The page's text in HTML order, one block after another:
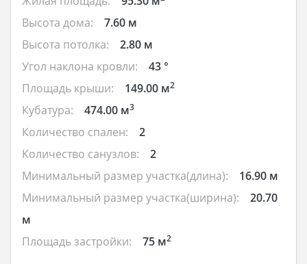
Высота дома:
7.60 м
Высота потолка:
2.80 м
Угол наклона кровли:
43 °
Площадь крыши:
149.00 м2
Кубатура: 474.00 м3
Количество спален:
2
Количество санузлов:
2
Минимальный размер участка(длина):
16.90 м
Минимальный размер участка(ширина):
20.70
м
Площадь застройки:
75 м2